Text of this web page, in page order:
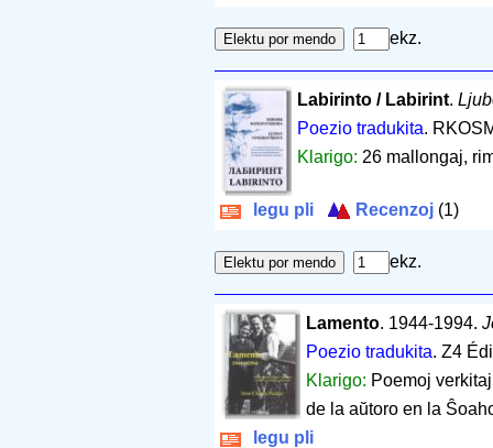
ekz.
Labirinto / Labirint.
Poezio tradukita.
Klarigo: 26 mallongaj,
legu pli Recenzoj (1)
ekz.
Lamento. 1944-1994.
Poezio tradukita. Z4
Klarigo: Poemoj
de la aŭtoro en la
legu pli